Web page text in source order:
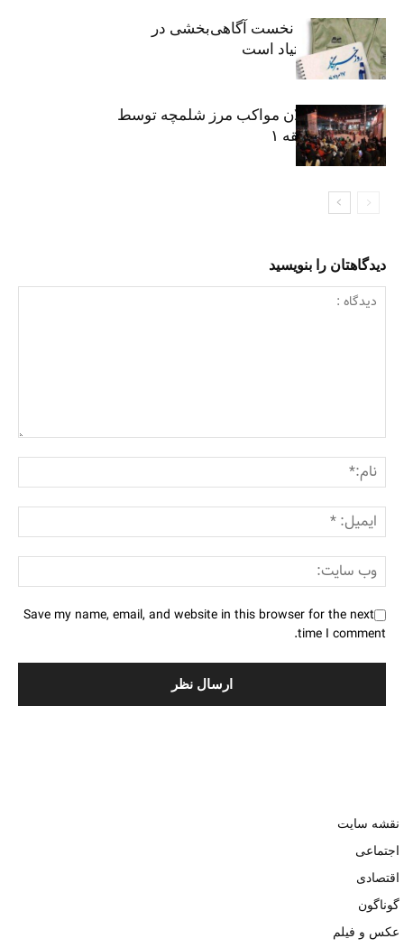
«رسانه» سنگر نخست آگاهی‌بخشی در
پیشگیری از اعتیاد است
نکوداشت فعالان مواکب مرز شلمچه توسط
شهرداری منطقه ۱
دیدگاهتان را بنویسید
Save my name, email, and website in this browser for the next
time I comment.
نقشه سایت
اجتماعی
اقتصادی
گوناگون
عکس و فیلم